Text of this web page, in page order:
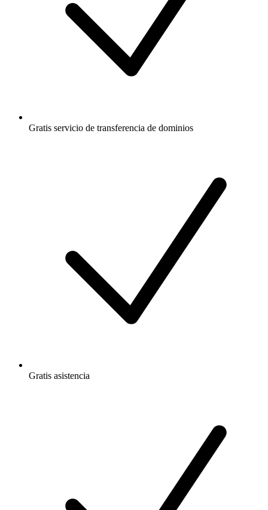
Gratis servicio de transferencia de dominios
Gratis asistencia